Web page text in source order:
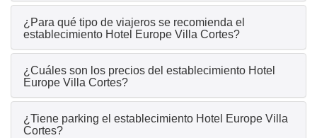
¿Para qué tipo de viajeros se recomienda el
establecimiento Hotel Europe Villa Cortes?
¿Cuáles son los precios del establecimiento Hotel
Europe Villa Cortes?
¿Tiene parking el establecimiento Hotel Europe Villa
Cortes?